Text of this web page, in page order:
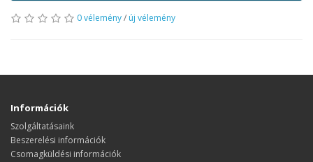
0 vélemény/ új vélemény
Információk
Szolgáltatásaink
Beszerelési információk
Csomagküldési információk